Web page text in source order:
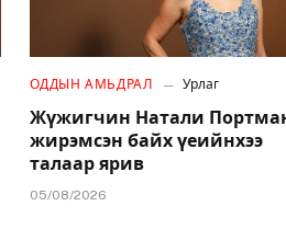
ОДДЫН АМЬДРАЛ Урлаг
Жүжигчин Натали
жирэмсэн байх үеийнхээ
талаар ярив
05/08/2026